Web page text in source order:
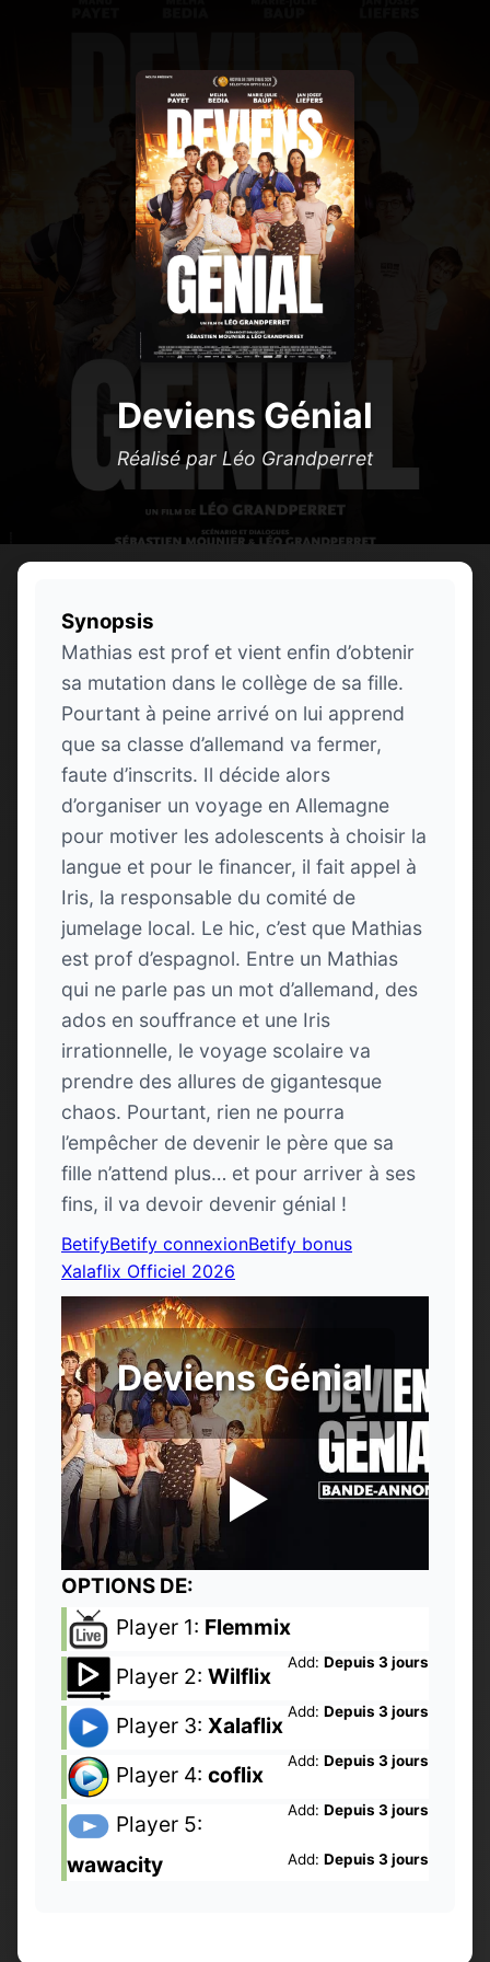
Deviens Génial
Réalisé par Léo Grandperret
Synopsis
Mathias est prof et vient enfin d’obtenir
sa mutation dans le collège de sa fille.
Pourtant à peine arrivé on lui apprend
que sa classe d’allemand va fermer,
faute d’inscrits. Il décide alors
d’organiser un voyage en Allemagne
pour motiver les adolescents à choisir la
langue et pour le financer, il fait appel à
Iris, la responsable du comité de
jumelage local. Le hic, c’est que Mathias
est prof d’espagnol. Entre un Mathias
qui ne parle pas un mot d’allemand, des
ados en souffrance et une Iris
irrationnelle, le voyage scolaire va
prendre des allures de gigantesque
chaos. Pourtant, rien ne pourra
l’empêcher de devenir le père que sa
fille n’attend plus… et pour arriver à ses
fins, il va devoir devenir génial !
BetifyBetify connexionBetify bonus
Xalaflix Officiel 2026
Deviens Génial
OPTIONS DE:
Player 1: Flemmix
Add: Depuis 3 jours
Player 2: Wilflix
Add: Depuis 3 jours
Player 3: Xalaflix
Add: Depuis 3 jours
Player 4: coflix
Add: Depuis 3 jours
Player 5:
wawacity
Add: Depuis 3 jours